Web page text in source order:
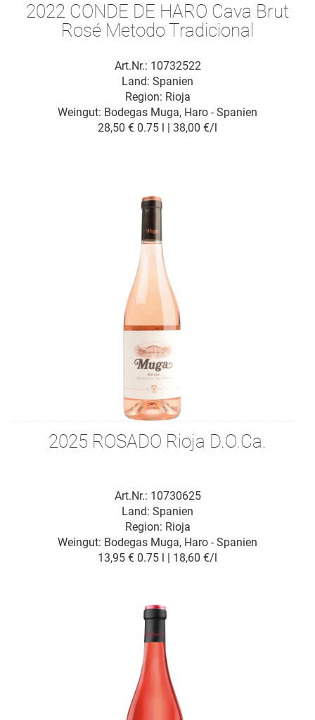
2022 CONDE DE HARO Cava Brut
Rosé Metodo Tradicional
Art.Nr.: 10732522
Region: Rioja
Weingut: Bodegas Muga, Haro - Spanien
Land: Spanien
28,50 € 0.75 l | 38,00 €/l
2025 ROSADO Rioja D.O.Ca.
Art.Nr.: 10730625
Region: Rioja
Land: Spanien
Weingut: Bodegas Muga, Haro - Spanien
13,95 € 0.75 l | 18,60 €/l